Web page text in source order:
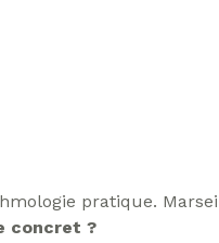
pratique.
concret ?